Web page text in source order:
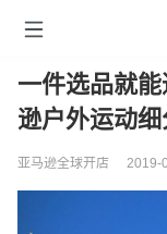
一件选品就
逊户外运动
亚马逊全球开店 2019-